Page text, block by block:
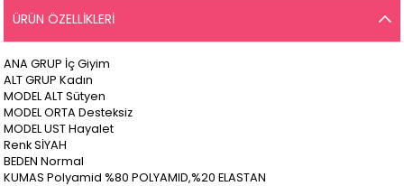
ÜRÜN ÖZELLIKLERI
ANA GRUP İç Giyim
ALT GRUP Kadın
MODEL ALTSütyen
MODEL ORTA Desteksiz
MODEL USTHayalet
RenkSİYAH
BEDEN Normal
KUMAS Polyamid %80 POLYAMID,%20 ELASTAN